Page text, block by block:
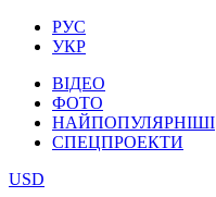
РУС
УКР
ВІДЕО
ФОТО
НАЙПОПУЛЯРНІШІ
СПЕЦПРОЕКТИ
USD